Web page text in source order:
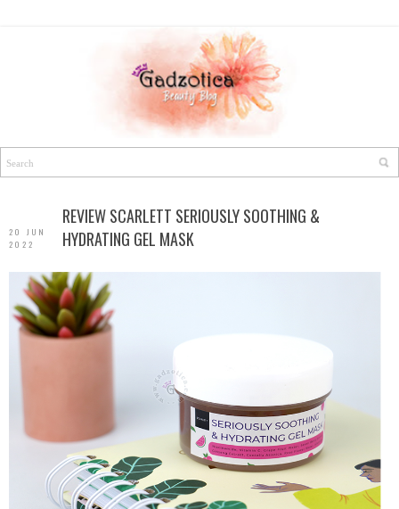
20 JUN
2022
REVIEW SCARLETT SERIOUSLY SOOTHING &
HYDRATING GEL MASK